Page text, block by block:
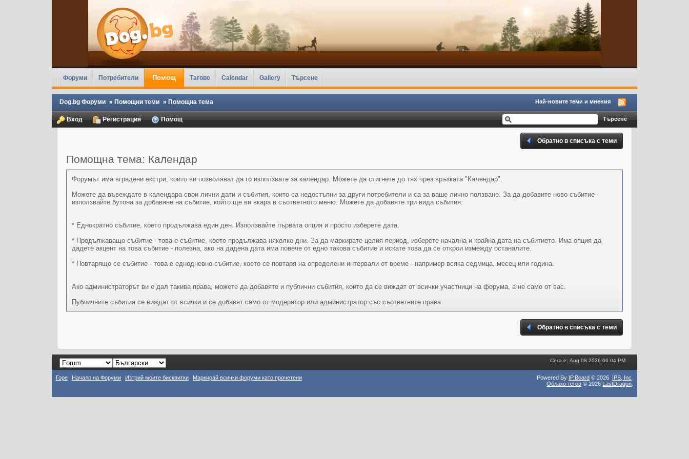
Форуми Потребители Помощ Тагове Calendar Gallery Търсене
Dog.bg Форуми » Помощни теми » Помощна тема Най-новите теми и мнения
Вход Регистрация Помощ
Обратно в списъка с теми
Помощна тема: Календар
Форумът има вградени екстри, които ви позволяват да го използвате за календар. Можете да стигнете до тях чрез връзката "Календар".
Можете да въвеждате в календара свои лични дати и събития, които са недостъпни за други потребители и са за ваше лично ползване. За да добавите ново събитие -
използвайте бутона за добавяне на събитие, който ще ви вкара в съответното меню. Можете да добавяте три вида събития:
* Еднократно събитие, което продължава един ден. Използвайте първата опция и просто изберете дата.
* Продължаващо събитие - това е събитие, което продължава няколко дни. За да маркирате целия период, изберете начална и крайна дата на събитието. Има опция да
дадете акцент на това събитие - полезна, ако на дадена дата има повече от едно такова събитие и искате това да се открои измежду останалите.
* Повтарящо се събитие - това е еднодневно събитие, което се повтаря на определени интервали от време - например всяка седмица, месец или година.
Ако администраторът ви е дал такива права, можете да добавяте и публични събития, които да се виждат от всички участници на форума, а не само от вас.
Публичните събития се виждат от всички и се добавят само от модератор или администратор със съответните права.
Обратно в списъка с теми
Сега е: Aug 08 2026 06:04 PM
Горе Начало на Форуми Изтрий моите бисквитки Маркирай всички форуми като прочетени Powered By IP.Board © 2026 IPS, Inc
Облако тегов © 2026 LastDragon